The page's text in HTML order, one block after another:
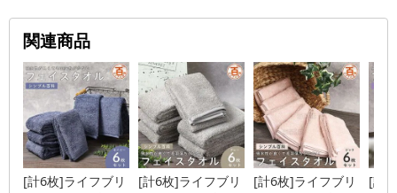
関連商品
[計6枚]ライフブリ
[計6枚]ライフブリ
[計6枚]ライフブリ
[計6